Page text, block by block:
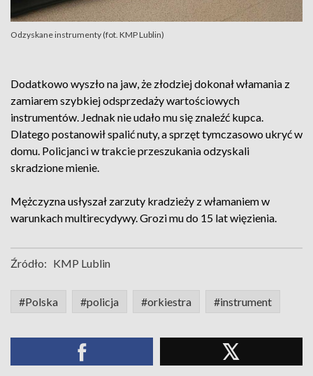
Odzyskane instrumenty (fot. KMP Lublin)
Dodatkowo wyszło na jaw, że złodziej dokonał włamania z
zamiarem szybkiej odsprzedaży wartościowych
instrumentów. Jednak nie udało mu się znaleźć kupca.
Dlatego postanowił spalić nuty, a sprzęt tymczasowo ukryć w
domu. Policjanci w trakcie przeszukania odzyskali
skradzione mienie.
Mężczyzna usłyszał zarzuty kradzieży z włamaniem w
warunkach multirecydywy. Grozi mu do 15 lat więzienia.
Źródło: KMP Lublin
#Polska #policja #orkiestra #instrument